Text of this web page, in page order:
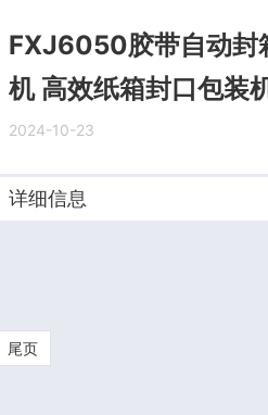
FXJ6050胶带自动封
机 高效纸箱封口包装
2024-10-23
详细信息
尾页